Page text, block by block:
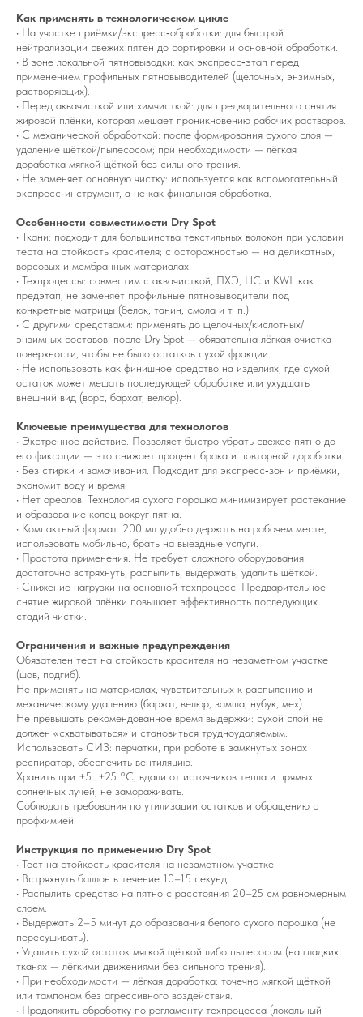
Как применять в технологическом цикле
• На участке приёмки/экспресс‑обработки: для быстрой
нейтрализации свежих пятен до сортировки и основной обработки.
• В зоне локальной пятновыводки: как экспресс‑этап перед
применением профильных пятновыводителей (щелочных, энзимных,
растворяющих).
• Перед аквачисткой или химчисткой: для предварительного снятия
жировой плёнки, которая мешает проникновению рабочих растворов.
• С механической обработкой: после формирования сухого слоя —
удаление щёткой/пылесосом; при необходимости — лёгкая
доработка мягкой щёткой без сильного трения.
• Не заменяет основную чистку: используется как вспомогательный
экспресс‑инструмент, а не как финальная обработка.
Особенности совместимости Dry Spot
• Ткани: подходит для большинства текстильных волокон при условии
теста на стойкость красителя; с осторожностью — на деликатных,
ворсовых и мембранных материалах.
• Техпроцессы: совместим с аквачисткой, ПХЭ, HC и KWL как
предэтап; не заменяет профильные пятновыводители под
конкретные матрицы (белок, танин, смола и т. п.).
• С другими средствами: применять до щелочных/кислотных/
энзимных составов; после Dry Spot — обязательна лёгкая очистка
поверхности, чтобы не было остатков сухой фракции.
• Не использовать как финишное средство на изделиях, где сухой
остаток может мешать последующей обработке или ухудшать
внешний вид (ворс, бархат, велюр).
Ключевые преимущества для технологов
• Экстренное действие. Позволяет быстро убрать свежее пятно до
его фиксации — это снижает процент брака и повторной доработки.
• Без стирки и замачивания. Подходит для экспресс‑зон и приёмки,
экономит воду и время.
• Нет ореолов. Технология сухого порошка минимизирует растекание
и образование колец вокруг пятна.
• Компактный формат. 200 мл удобно держать на рабочем месте,
использовать мобильно, брать на выездные услуги.
• Простота применения. Не требует сложного оборудования:
достаточно встряхнуть, распылить, выдержать, удалить щёткой.
• Снижение нагрузки на основной техпроцесс. Предварительное
снятие жировой плёнки повышает эффективность последующих
стадий чистки.
Ограничения и важные предупреждения
Обязателен тест на стойкость красителя на незаметном участке
(шов, подгиб).
Не применять на материалах, чувствительных к распылению и
механическому удалению (бархат, велюр, замша, нубук, мех).
Не превышать рекомендованное время выдержки: сухой слой не
должен «схватываться» и становиться трудноудаляемым.
Использовать СИЗ: перчатки, при работе в замкнутых зонах
респиратор, обеспечить вентиляцию.
Хранить при +5…+25 °C, вдали от источников тепла и прямых
солнечных лучей; не замораживать.
Соблюдать требования по утилизации остатков и обращению с
профхимией.
Инструкция по применению Dry Spot
• Тест на стойкость красителя на незаметном участке.
• Встряхнуть баллон в течение 10–15 секунд.
• Распылить средство на пятно с расстояния 20–25 см равномерным
слоем.
• Выдержать 2–5 минут до образования белого сухого порошка (не
пересушивать).
• Удалить сухой остаток мягкой щёткой либо пылесосом (на гладких
тканях — лёгкими движениями без сильного трения).
• При необходимости — лёгкая доработка: точечно мягкой щёткой
или тампоном без агрессивного воздействия.
• Продолжить обработку по регламенту техпроцесса (локальный